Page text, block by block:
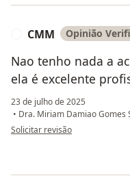
CMM Opinião
Nao tenho nada a
ela é excelente
23 de julho de 2025
• Dra. Miriam Damiao Gomes
na opinião do utilizador CMM
Solicitar revisão